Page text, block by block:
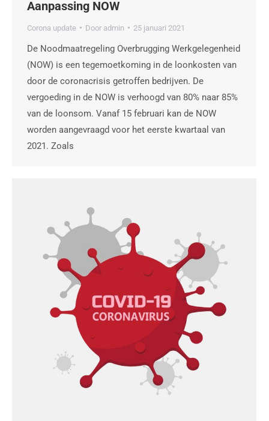
Aanpassing NOW
Corona update Door admin 25 januari 2021
De Noodmaatregeling Overbrugging Werkgelegenheid
(NOW) is een tegemoetkoming in de loonkosten van
door de coronacrisis getroffen bedrijven. De
vergoeding in de NOW is verhoogd van 80% naar 85%
van de loonsom. Vanaf 15 februari kan de NOW
worden aangevraagd voor het eerste kwartaal van
2021. Zoals